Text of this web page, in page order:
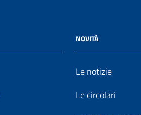
NOVITÀ
Le notizie
Le circolari